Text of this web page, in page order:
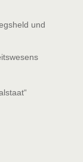
und